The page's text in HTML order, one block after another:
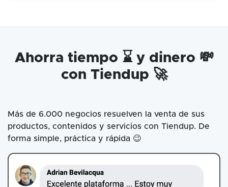
Ahorra tiempo ⌛ y dinero 💸
con Tiendup 🚀
Más de 6.000 negocios resuelven la venta de sus
productos, contenidos y servicios con Tiendup. De
forma simple, práctica y rápida 😉